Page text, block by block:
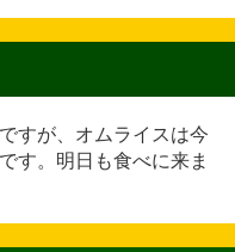
すが、オムライスは今
す。明日も食べに来ま